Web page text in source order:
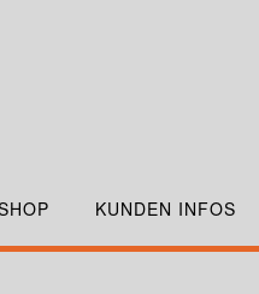
KUNDEN INFOS